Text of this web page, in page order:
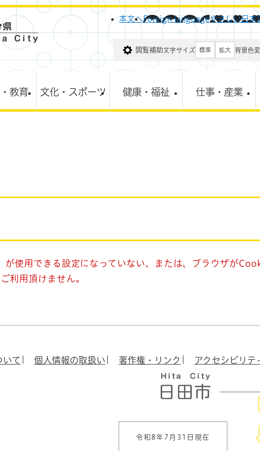
メニューを飛ばして本文へ
本文へForeign languageやさしい日本
閲覧補助文字サイズ 標準 拡大 背景色
教育 文化・スポーツ 健康・福祉 仕事・産業
使用できる設定になっていない、または、ブラウザが
利用頂けません。
いて 個人情報の取扱い 著作権・リンク アクセシビリテ
令和8年7月31日現在